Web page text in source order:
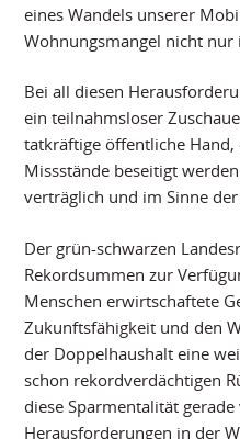
eines Wandels unserer
Wohnungsmangel nicht nur
Bei all diesen
ein teilnahmsloser
tatkräftige öffentliche Hand,
Missstände beseitigt
verträglich und im Sinne
Der grün-schwarzen
Rekordsummen zur
Menschen erwirtschaftete
Zukunftsfähigkeit und den
der Doppelhaushalt eine
schon rekordverdächtigen
diese Sparmentalität
Herausforderungen in der